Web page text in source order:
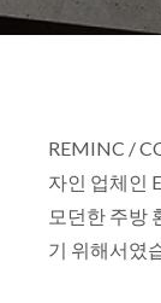
REMINC /
자인 업체인
모던한 주방
기 위해서였